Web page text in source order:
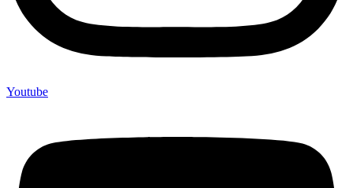
Youtube